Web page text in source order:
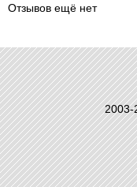
Отзывов ещё нет